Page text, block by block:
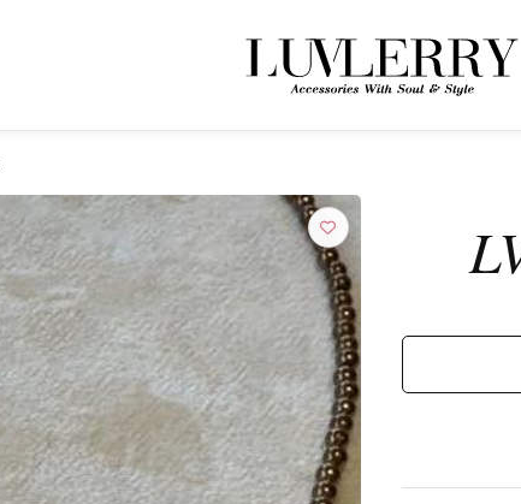
Luvlerry Dünyasına
Yeni koleksiyon ve özel kampanyalardan ilk siz
ABONE OL